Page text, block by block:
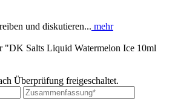
und diskutieren... mehr
"DK Salts Liquid Watermelon Ice 10ml
Überprüfung freigeschaltet.